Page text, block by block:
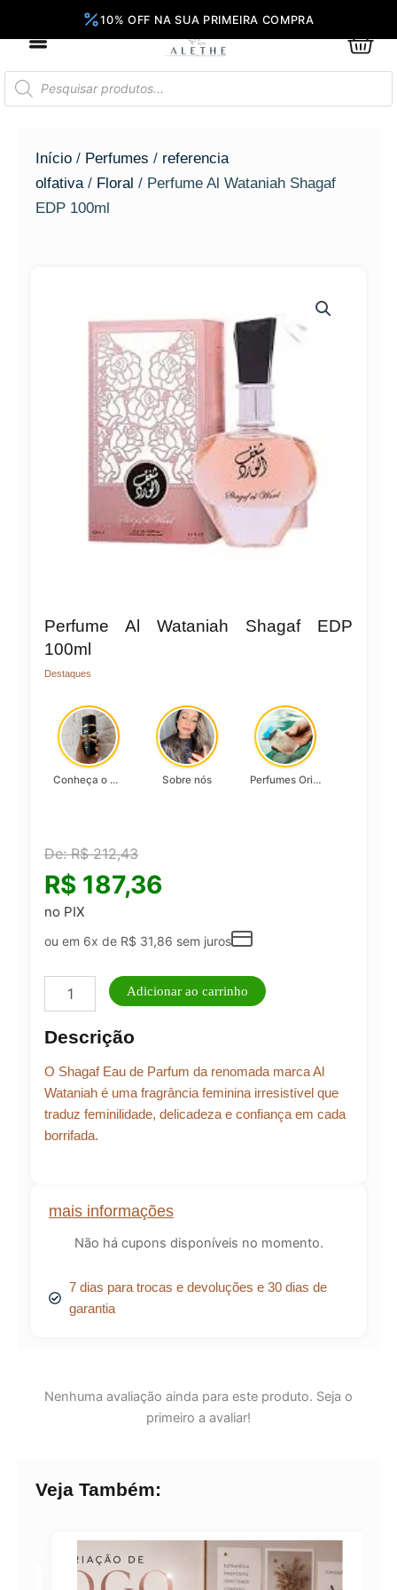
conteúdo
Pesquisar
produtos
Início / Perfumes / referencia
olfativa / Floral / Perfume Al Wataniah Shagaf
EDP 100ml
mais informações
Não há cupons disponíveis no momento.
7 dias para trocas e devoluções e 30 dias de
garantia
Perfume Al Wataniah Shagaf EDP
100ml
Destaques
Conheça o Asad, da Lattafa… Sobre nós Perfumes Originais
De:R$212,43
R$ 187,36
no PIX
ou em 6x de R$ 31,86 sem juros
Shagaf
100ml
quantidade
Adicionar ao carrinho
Descrição
O Shagaf Eau de Parfum da renomada marca Al
Wataniah é uma fragrância feminina irresistível que
traduz feminilidade, delicadeza e confiança em cada
borrifada.
Nenhuma avaliação ainda para este produto. Seja o
primeiro a avaliar!
Veja Também: